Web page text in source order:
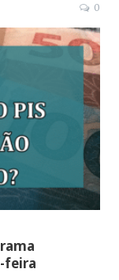
0
feira